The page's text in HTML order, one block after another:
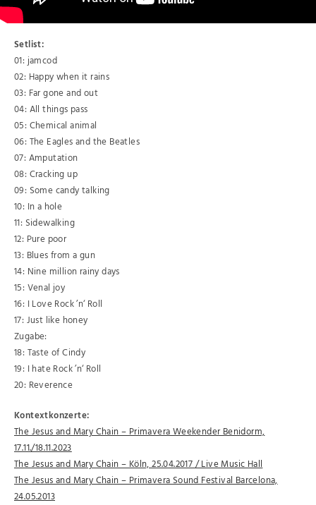
Setlist:
01: jamcod
02: Happy when it rains
03: Far gone and out
04: All things pass
05: Chemical animal
06: The Eagles and the Beatles
07: Amputation
08: Cracking up
09: Some candy talking
10: In a hole
11: Sidewalking
12: Pure poor
13: Blues from a gun
14: Nine million rainy days
15: Venal joy
16: I Love Rock ’n‘ Roll
17: Just like honey
Zugabe:
18: Taste of Cindy
19: I hate Rock ’n‘ Roll
20: Reverence
Kontextkonzerte:
The Jesus and Mary Chain – Primavera Weekender Benidorm,
17.11./18.11.2023
The Jesus and Mary Chain – Köln, 25.04.2017 / Live Music Hall
The Jesus and Mary Chain – Primavera Sound Festival Barcelona,
24.05.2013